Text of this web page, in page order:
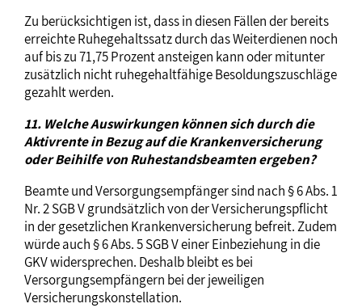
Zu berücksichtigen ist, dass in diesen Fällen der bereits
erreichte Ruhegehaltssatz durch das Weiterdienen noch
auf bis zu 71,75 Prozent ansteigen kann oder mitunter
zusätzlich nicht ruhegehaltfähige Besoldungszuschläge
gezahlt werden.
11. Welche Auswirkungen können sich durch die
Aktivrente in Bezug auf die Krankenversicherung
oder Beihilfe von Ruhestandsbeamten ergeben?
Beamte und Versorgungsempfänger sind nach § 6 Abs. 1
Nr. 2 SGB V grundsätzlich von der Versicherungspflicht
in der gesetzlichen Krankenversicherung befreit. Zudem
würde auch § 6 Abs. 5 SGB V einer Einbeziehung in die
GKV widersprechen. Deshalb bleibt es bei
Versorgungsempfängern bei der jeweiligen
Versicherungskonstellation.